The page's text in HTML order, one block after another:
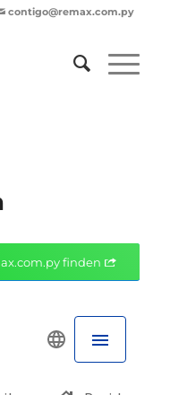
contigo@remax.com.py
finden